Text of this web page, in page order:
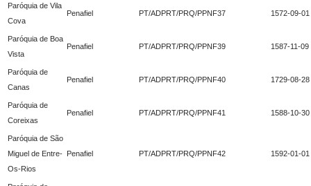
Paróquia de Vila
Cova
Penafiel PT/ADPRT/PRQ/PPNF37 1572-09-01
Paróquia de Boa
Vista
Penafiel PT/ADPRT/PRQ/PPNF39 1587-11-09
Paróquia de
Canas
Penafiel PT/ADPRT/PRQ/PPNF40 1729-08-28
Paróquia de
Coreixas
Penafiel PT/ADPRT/PRQ/PPNF41 1588-10-30
Paróquia de São
Miguel de Entre-
Os-Rios
Penafiel PT/ADPRT/PRQ/PPNF42 1592-01-01